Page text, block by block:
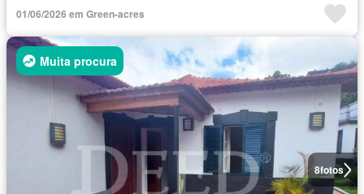
01/06/2026 em Green-acres
8fotos
Muita procura